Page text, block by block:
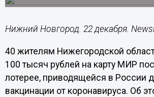
Нижний Новгород. 22 декабря.
40 жителям Нижегородской
100 тысяч рублей на карту МИР
лотерее, приводящейся в России
вакцинации от коронавируса. Об